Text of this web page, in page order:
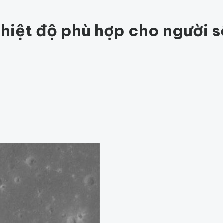
độ phù hợp cho người